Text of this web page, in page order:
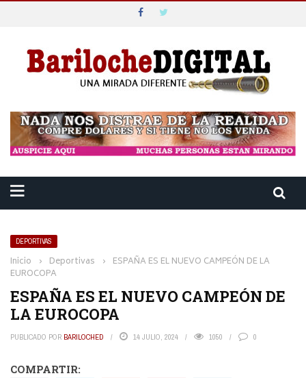
DEPORTIVAS
Inicio › Deportivas › ESPAÑA ES EL NUEVO CAMPEÓN DE LA
EUROCOPA
ESPAÑA ES EL NUEVO CAMPEÓN DE
LA EUROCOPA
PUBLICADO POR BARILOCHED 14 JULIO, 2024 1050 0
COMPARTIR: